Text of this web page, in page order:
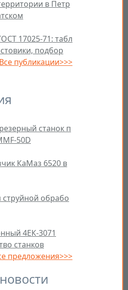
в Петр
17025-71: табл
подбор
Все публикации>>>
станок п
50D
КаМаз 6520 в
обрабо
4ЕК-3071
станков
предложения>>>